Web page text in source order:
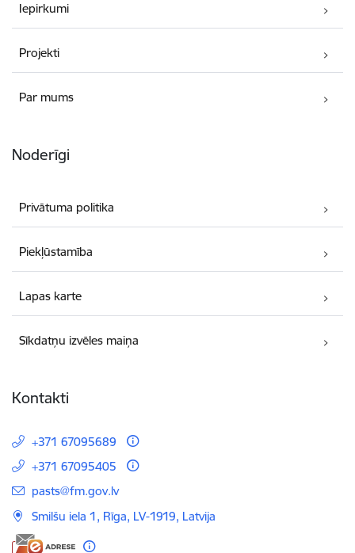
Iepirkumi
Projekti
Par mums
Noderīgi
Privātuma politika
Piekļūstamība
Lapas karte
Sīkdatņu izvēles maiņa
Kontakti
+371 67095689
+371 67095405
E-pasts:
pasts@fm.gov.lv
Smilšu iela 1, Rīga, LV-1919, Latvija